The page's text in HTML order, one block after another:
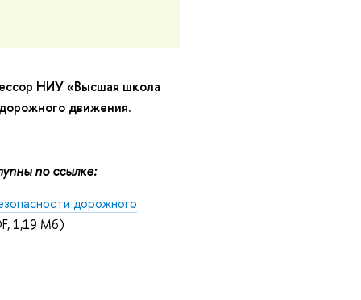
НИУ «Высшая школа
движения.
по ссылке:
дорожного
1,19 Мб)